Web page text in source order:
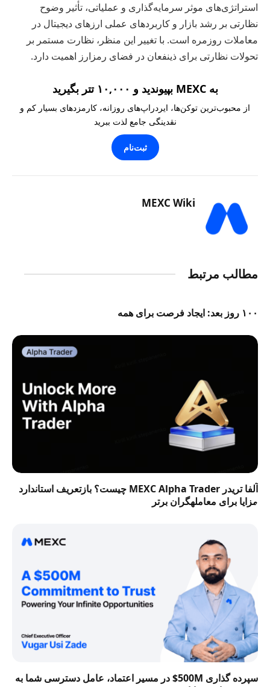
استراتژی‌های موثر سرمایه‌گذاری و عملیاتی، تأثیر وضوح
نظارتی بر رشد بازار و کاربردهای عملی ارزهای دیجیتال در
معاملات روزمره است. با تغییر این منظر، نظارت مستمر بر
تحولات نظارتی برای ذینفعان در فضای رمزارز اهمیت دارد.
به MEXC بپیوندید و ۱۰,۰۰۰ تتر بگیرید
از محبوب‌ترین توکن‌ها، ایردراپ‌های روزانه، کارمزدهای بسیار کم و
نقدینگی جامع لذت ببرید
ثبت‌نام
MEXC Wiki
مطالب مرتبط
۱۰۰ روز بعد: ایجاد فرصت برای همه
آلفا تریدر MEXC Alpha Trader چیست؟ بازتعریف استاندارد
مزایا برای معاملهگران برتر
سپرده گذاری 500M$ در مسیر اعتماد، عامل دسترسی شما به